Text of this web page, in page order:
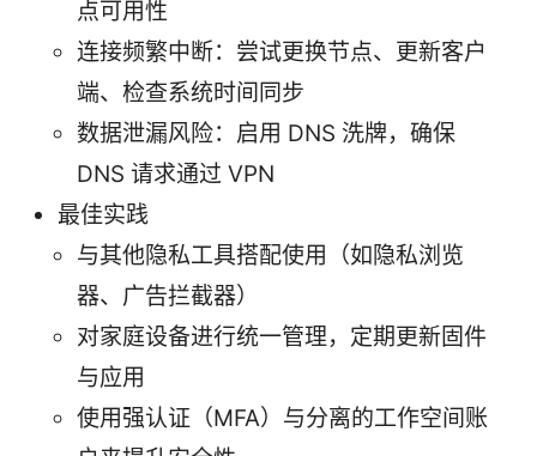
点可用性
连接频繁中断：尝试更换节点、更新客户
端、检查系统时间同步
数据泄漏风险：启用 DNS 洗牌，确保
DNS 请求通过 VPN
最佳实践
与其他隐私工具搭配使用（如隐私浏览
器、广告拦截器）
对家庭设备进行统一管理，定期更新固件
与应用
使用强认证（MFA）与分离的工作空间账